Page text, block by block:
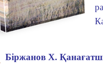
Біржанов Х.